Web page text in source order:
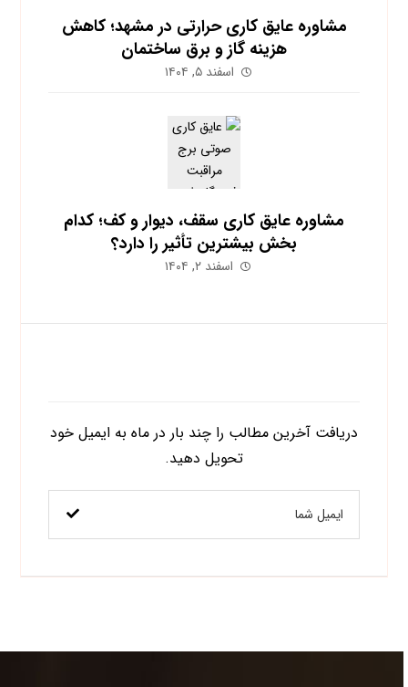
مشاوره عایق کاری حرارتی در مشهد؛ کاهش
هزینه گاز و برق ساختمان
اسفند ۵, ۱۴۰۴
مشاوره عایق کاری سقف، دیوار و کف؛ کدام
بخش بیشترین تأثیر را دارد؟
اسفند ۲, ۱۴۰۴
دریافت آخرین مطالب را چند بار در ماه به ایمیل خود
تحویل دهید.